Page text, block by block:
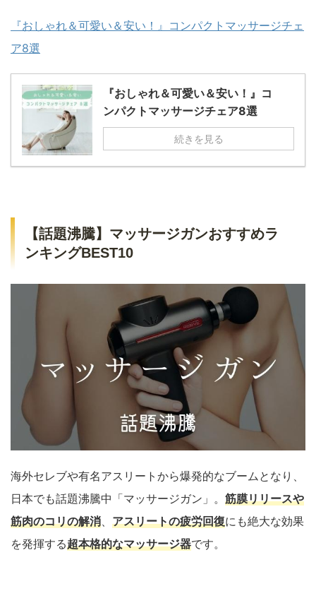
『おしゃれ＆可愛い＆安い！』コンパクトマッサージチェ
ア8選
『おしゃれ＆可愛い＆安い！』コ
ンパクトマッサージチェア8選
続きを見る
【話題沸騰】マッサージガンおすすめラ
ンキングBEST10
海外セレブや有名アスリートから爆発的なブームとなり、
日本でも話題沸騰中「マッサージガン」。 筋膜リリースや
筋肉のコリの解消
アスリートの疲労回復にも絶大な効果
を発揮する超本格的なマッサージ器です。